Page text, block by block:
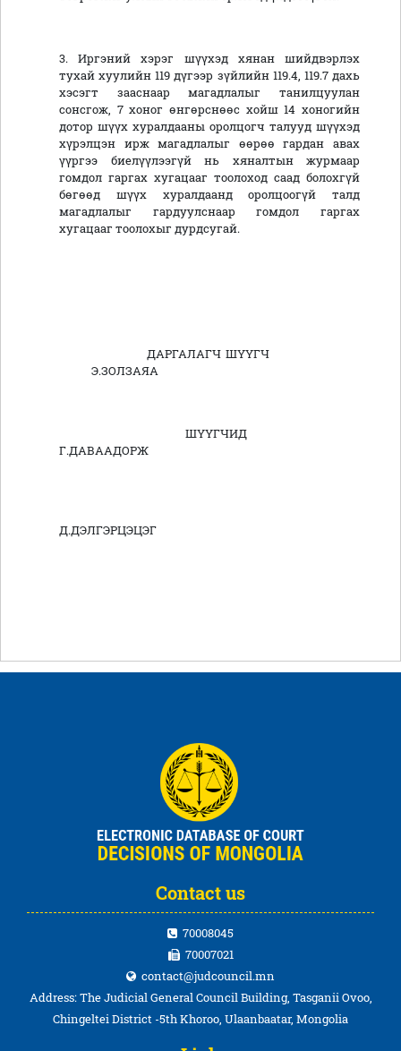
3. Иргэний хэрэг шүүхэд хянан шийдвэрлэх
тухай хуулийн 119 дүгээр зүйлийн 119.4, 119.7 дахь
хэсэгт зааснаар магадлалыг танилцуулан
сонсгож, 7 хоног өнгөрснөөс хойш 14 хоногийн
дотор шүүх хуралдааны оролцогч талууд шүүхэд
хүрэлцэн ирж магадлалыг өөрөө гардан авах
үүргээ биелүүлээгүй нь хяналтын журмаар
гомдол гаргах хугацааг тоолоход саад болохгүй
бөгөөд шүүх хуралдаанд оролцоогүй талд
магадлалыг гардуулснаар гомдол гаргах
хугацааг тоолохыг дурдсугай.
ДАРГАЛАГЧ ШҮҮГЧ
Э.ЗОЛЗАЯА
ШҮҮГЧИД
Г.ДАВААДОРЖ
Д.ДЭЛГЭРЦЭЦЭГ
Contact us
70008045
70007021
contact@judcouncil.mn
Address: The Judicial General Council Building, Tasganii Ovoo,
Chingeltei District -5th Khoroo, Ulaanbaatar, Mongolia